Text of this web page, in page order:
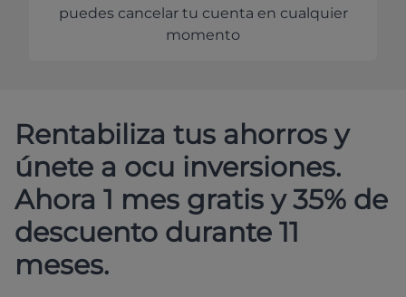
puedes cancelar tu cuenta en cualquier
momento
Rentabiliza tus ahorros y
únete a ocu inversiones.
Ahora 1 mes gratis y 35% de
descuento durante 11
meses.